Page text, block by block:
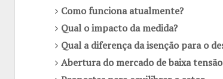
Como funciona atualmente?
Qual o impacto da medida?
Qual a diferença da isenção para o
Abertura do mercado de baixa tensão